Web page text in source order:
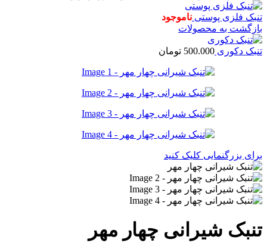
تنبک فلزی پوستی ناموجود
بازگشت به محصولات
تنبک دکوری 500.000 تومان
برای بزرگنمایی کلیک کنید
تنبک شیرانی چهار مهر